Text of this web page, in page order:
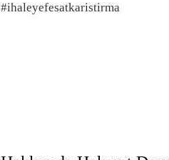
#ihaleyefesatkaristirma